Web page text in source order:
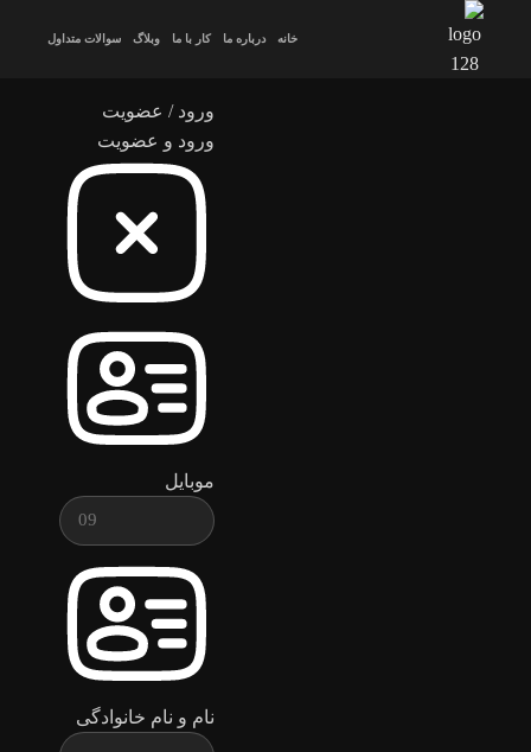
خانه درباره ما کار با ما وبلاگ سوالات متداول
ورود / عضویت
ورود و عضویت
موبایل
نام و نام خانوادگی